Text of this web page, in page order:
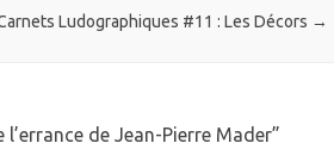
Ludographiques #11 : Les Décors →
de Jean-Pierre Mader”